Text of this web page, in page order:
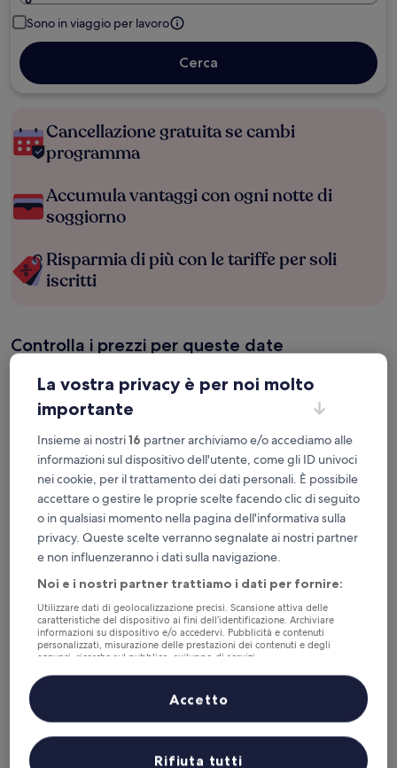
Sono in viaggio per lavoro
Cerca
Cancellazione gratuita se cambi
programma
Accumula vantaggi con ogni notte di
soggiorno
Risparmia di più con le tariffe per soli
iscritti
Controlla i prezzi per queste date
Questa sera
6 ago - 7 ago
Domani
7 ago - 8 ago
Questo fine settimana
7 ago - 9 ago
14 ago - 16 ago
I migliori 5 Resort e hotel con
spa a Willemstad in breve
The Rif at Mangrove Beach Corendon Curacao All-Inclusive,
Curio by Hilton— hotel 4.5 stelle a Centro Storico. Giudizio degli
Art Hotel Curacao - Luxury Adults Only— hotel 4 stelle a
Quartiere Pietermaai. Giudizio degli ospiti: 9,4/10 —
Eccezionale.
Curacao Marriott Beach Resort— hotel 4.5 stelle a Piscadera.
Mangrove Beach Corendon Curacao All-Inclusive Resort, Curio
— hotel 4.5 stelle a Centro Storico. Giudizio degli
ospiti: 7,6/10 — Buono.
The Ritz Village Hotel— hotel 3 stelle a Centro Storico. Giudizio
degli ospiti: 8,0/10 — Ottimo.
La vostra privacy è per noi molto
importante
Insieme ai nostri16 partner archiviamo e/o accediamo alle
informazioni sul dispositivo dell'utente, come gli ID univoci
nei cookie, per il trattamento dei dati personali. È possibile
accettare o gestire le proprie scelte facendo clic di seguito
o in qualsiasi momento nella pagina dell'informativa sulla
privacy. Queste scelte verranno segnalate ai nostri partner
e non influenzeranno i dati sulla navigazione.
Noi e i nostri partner trattiamo i dati per fornire:
Utilizzare dati di geolocalizzazione precisi. Scansione attiva delle
caratteristiche del dispositivo ai fini dell’identificazione. Archiviare
informazioni su dispositivo e/o accedervi. Pubblicità e contenuti
personalizzati, misurazione delle prestazioni dei contenuti e degli
annunci, ricerche sul pubblico, sviluppo di servizi.
Elenco dei partner (fornitori)
Rifiuta tutti
Accetto